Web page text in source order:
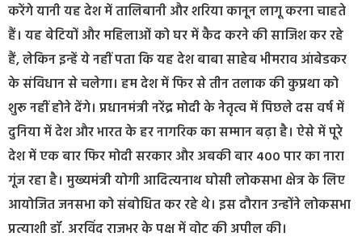
करेंगे यानी यह देश में तालिबानी और शरिया कानून लागू करना चाहते
हैं। यह बेटियों और महिलाओं को घर में कैद करने की साजिश कर रहे
हैं, लेकिन इन्हें ये नहीं पता कि यह देश बाबा साहेब भीमराव आंबेडकर
के संविधान से चलेगा। हम देश में फिर से तीन तलाक की कुप्रथा को
शुरू नहीं होने देंगे। प्रधानमंत्री नरेंद्र मोदी के नेतृत्व में पिछले दस वर्ष में
दुनिया में देश और भारत के हर नागरिक का सम्मान बढ़ा है। ऐसे में पूरे
देश में एक बार फिर मोदी सरकार और अबकी बार 400 पार का नारा
गूंज रहा है। मुख्यमंत्री योगी आदित्यनाथ घोसी लोकसभा क्षेत्र के लिए
आयोजित जनसभा को संबोधित कर रहे थे। इस दौरान उन्होंने लोकसभा
प्रत्याशी डॉ. अरविंद राजभर के पक्ष में वोट की अपील की।